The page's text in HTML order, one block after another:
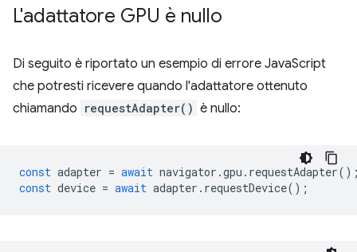
L'adattatore GPU è nullo
Di seguito è riportato un esempio di errore JavaScript
che potresti ricevere quando l'adattatore ottenuto
chiamando requestAdapter() è nullo:
const adapter = await navigator .gpu . requestAdapter
const device = await adapter . requestDevice();